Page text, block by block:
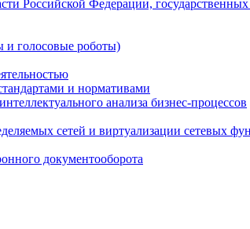
Российской Федерации,
и голосовые роботы)
и нормативами
анализа бизнес-процессов
сетей и виртуализации сетевых
документооборота